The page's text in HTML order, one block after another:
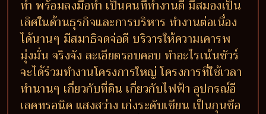
ทำ พร้อมลงมือทำ เป็นคนที่ทำงานดี มีสมองเป็น
เลิศในด้านธุรกิจและการบริหาร ทำงานต่อเนื่อง
ได้นานๆ มีสมาธิจดจ่อดี บริวารให้ความเคารพ
มุ่งมั่น จริงจัง ละเอียดรอบคอบ ทำอะไรเน้นชัวร์
จะได้ร่วมทำงานโครงการใหญ่ โครงการที่ใช้เวลา
ทำนานๆ เกี่ยวกับที่ดิน เกี่ยวกับไฟฟ้า อุปกรณ์อี
เลคทรอนิค แสงสว่าง เก่งระดับเซียน เป็นกุนซือ